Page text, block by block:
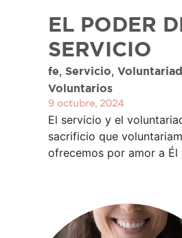
EL PODER
SERVICIO
fe, Servicio,
Voluntarios
9 octubre, 2024
El servicio y el
sacrificio que
ofrecemos por amor a Él